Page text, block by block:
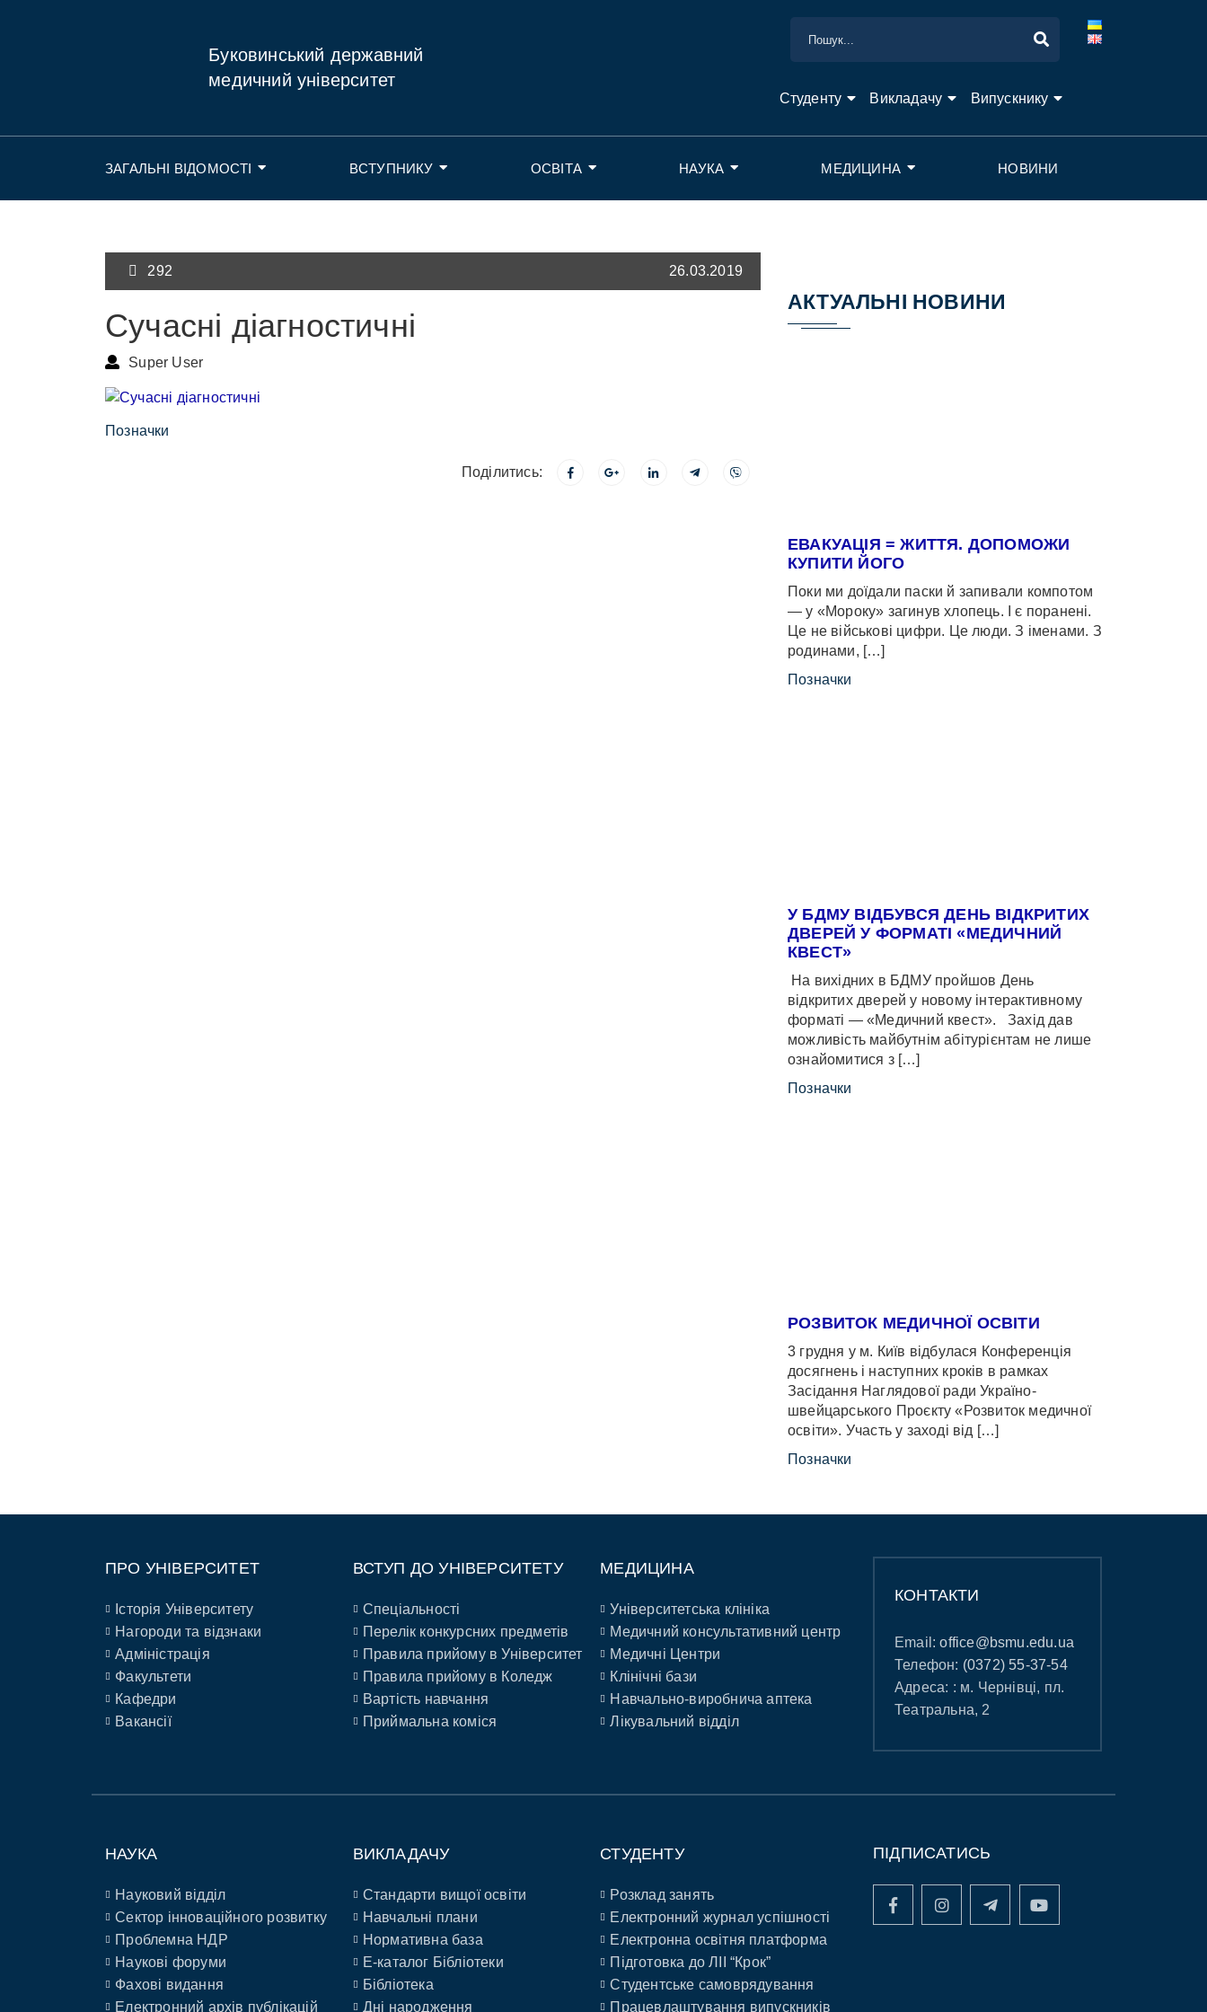
Буковинський державний
медичний університет
Студенту Викладачу Випускнику
ЗАГАЛЬНІ ВІДОМОСТІ ВСТУПНИКУ ОСВІТА НАУКА МЕДИЦИНА НОВИНИ
292 26.03.2019
Сучасні діагностичні
Super User
Позначки
Поділитись:
АКТУАЛЬНІ НОВИНИ
ЕВАКУАЦІЯ = ЖИТТЯ. ДОПОМОЖИ
КУПИТИ ЙОГО
Поки ми доїдали паски й запивали компотом
— у «Мороку» загинув хлопець. І є поранені.
Це не військові цифри. Це люди. З іменами. З
родинами, […]
Позначки
У БДМУ ВІДБУВСЯ ДЕНЬ ВІДКРИТИХ
ДВЕРЕЙ У ФОРМАТІ «МЕДИЧНИЙ
КВЕСТ»
На вихідних в БДМУ пройшов День
відкритих дверей у новому інтерактивному
форматі — «Медичний квест». Захід дав
можливість майбутнім абітурієнтам не лише
ознайомитися з […]
Позначки
РОЗВИТОК МЕДИЧНОЇ ОСВІТИ
3 грудня у м. Київ відбулася Конференція
досягнень і наступних кроків в рамках
Засідання Наглядової ради Україно-
швейцарського Проєкту «Розвиток медичної
освіти». Участь у заході від […]
Позначки
ПРО УНІВЕРСИТЕТ
Історія Університету
Нагороди та відзнаки
Адміністрація
Факультети
Кафедри
Вакансії
ВСТУП ДО УНІВЕРСИТЕТУ
Спеціальності
Перелік конкурсних предметів
Правила прийому в Університет
Правила прийому в Коледж
Вартість навчання
Приймальна коміся
МЕДИЦИНА
Університетська клініка
Медичний консультативний центр
Медичні Центри
Клінічні бази
Навчально-виробнича аптека
Лікувальний відділ
КОНТАКТИ
Email:office@bsmu.edu.ua
Телефон: (0372) 55-37-54
Адреса: : м. Чернівці, пл.
Театральна, 2
НАУКА
Науковий відділ
Сектор інноваційного розвитку
Проблемна НДР
Наукові форуми
Фахові видання
Електронний архів публікацій
ВИКЛАДАЧУ
Стандарти вищої освіти
Навчальні плани
Нормативна база
E-каталог Бібліотеки
Бібліотека
Дні народження
СТУДЕНТУ
Розклад занять
Електронний журнал успішності
Електронна освітня платформа
Підготовка до ЛІІ “Крок”
Студентське самоврядування
Працевлаштування випускників
ПІДПИСАТИСЬ